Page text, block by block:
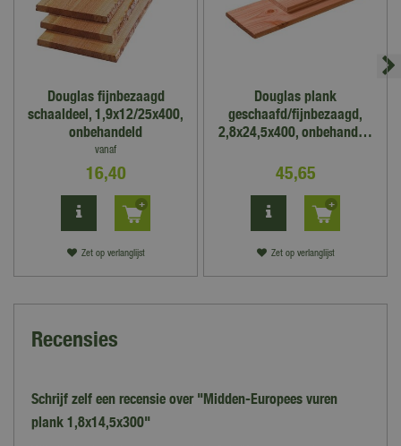
Douglas fijnbezaagd
schaaldeel, 1,9x12/25x400,
onbehandeld
vanaf
16,40
Zet op verlanglijst
Douglas plank
geschaafd/fijnbezaagd,
2,8x24,5x400, onbehand…
45,65
Zet op verlanglijst
Recensies
Schrijf zelf een recensie over "Midden-Europees vuren
plank 1,8x14,5x300"